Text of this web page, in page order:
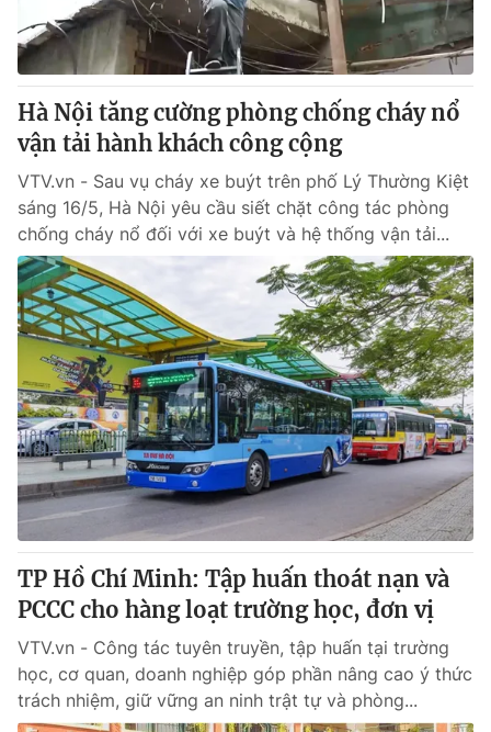
Thế giới đó đây
Câu chuyện quốc tế
Tài chính
Thị trường
Góc doanh nghiệp
Dữ liệu và đời sống
Truyền hình
Phim VTV
Hậu trường
Nhân vật
Khán giả
Giải sao mai
Giải trí
Điện ảnh
Âm nhạc
Sao
Đời sống
Du lịch
Làm đẹp
Chất lượng cuộc sống
Giáo dục
Tuyển sinh
Học trực tuyến
Công nghệ
Hitech Công nghệ tương lai
Sản phẩm
Thị trường
Tư vấn
Giao lưu trực tuyến
Lịch phát sóng
Chuyên mục khác
Emagazine Podcast
Photo Infographic
Hà Nội tăng cường phòng chống cháy nổ
vận tải hành khách công cộng
VTV.vn - Sau vụ cháy xe buýt trên phố Lý Thường Kiệt
sáng 16/5, Hà Nội yêu cầu siết chặt công tác phòng
chống cháy nổ đối với xe buýt và hệ thống vận tải...
TP Hồ Chí Minh: Tập huấn thoát nạn và
PCCC cho hàng loạt trường học, đơn vị
VTV.vn - Công tác tuyên truyền, tập huấn tại trường
học, cơ quan, doanh nghiệp góp phần nâng cao ý thức
trách nhiệm, giữ vững an ninh trật tự và phòng...